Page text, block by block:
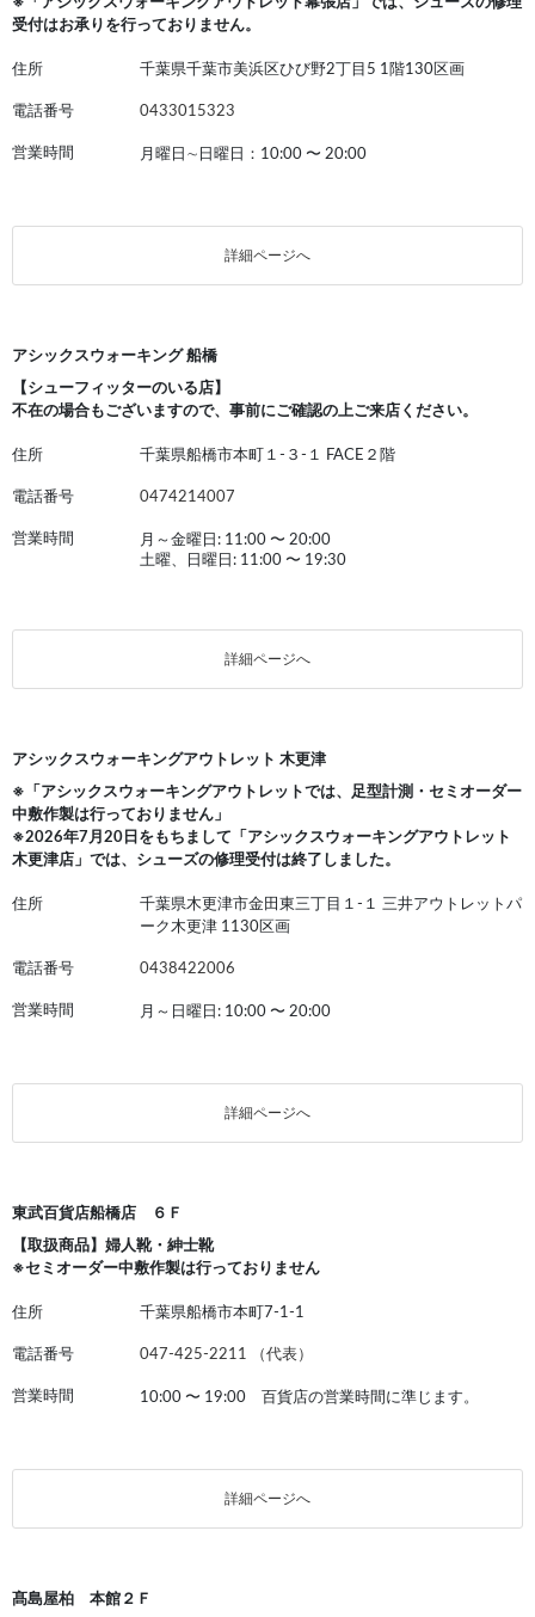
受付はお承りを行っておりません。
住所 千葉県千葉市美浜区ひび野2丁目5 1階130区画
電話番号 0433015323
営業時間 月曜日∼日曜日：10:00 〜 20:00
詳細ページへ
アシックスウォーキング 船橋
【シューフィッターのいる店】
不在の場合もございますので、事前にご確認の上ご来店ください。
住所 千葉県船橋市本町１-３-１ FACE２階
電話番号 0474214007
営業時間 月～金曜日: 11:00 〜 20:00
土曜、日曜日: 11:00 〜 19:30
詳細ページへ
アシックスウォーキングアウトレット 木更津
※「アシックスウォーキングアウトレットでは、足型計測・セミオーダー
中敷作製は行っておりません」
※2026年7月20日をもちまして「アシックスウォーキングアウトレット
木更津店」では、シューズの修理受付は終了しました。
住所
千葉県木更津市金田東三丁目１-１ 三井アウトレットパ
ーク木更津 1130区画
電話番号 0438422006
営業時間 月～日曜日: 10:00 〜 20:00
詳細ページへ
東武百貨店船橋店 ６Ｆ
【取扱商品】婦人靴・紳士靴
※セミオーダー中敷作製は行っておりません
住所 千葉県船橋市本町7-1-1
電話番号 047-425-2211 （代表）
営業時間 10:00 〜 19:00 百貨店の営業時間に準じます。
詳細ページへ
髙島屋柏 本館２Ｆ